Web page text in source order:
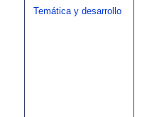
Temática y desarrollo